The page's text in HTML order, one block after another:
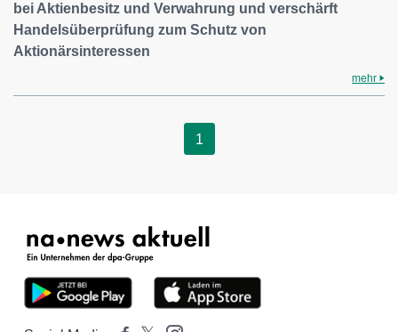
bei Aktienbesitz und Verwahrung und verschärft
Handelsüberprüfung zum Schutz von
Aktionärsinteressen
mehr
1